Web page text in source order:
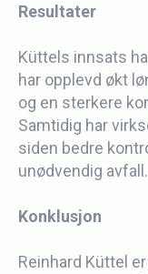
Resultater
Küttels innsats
har opplevd økt
og en sterkere
Samtidig har
siden bedre
unødvendig avfall.
Konklusjon
Reinhard Küttel